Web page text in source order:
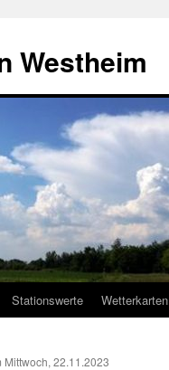
Westheim
Stationswerte Wetterkarten
Mittwoch, 22.11.2023